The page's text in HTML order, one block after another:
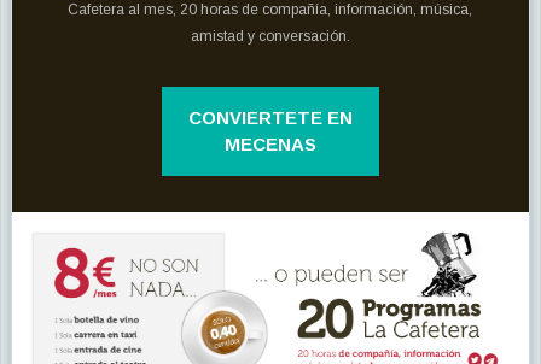
Cafetera al mes, 20 horas de compañía, información, música,
amistad y conversación.
CONVIERTETE EN
MECENAS